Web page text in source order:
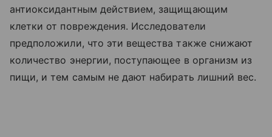
антиоксидантным действием, защищающим
клетки от повреждения. Исследователи
предположили, что эти вещества также снижают
количество энергии, поступающее в организм из
пищи, и тем самым не дают набирать лишний вес.